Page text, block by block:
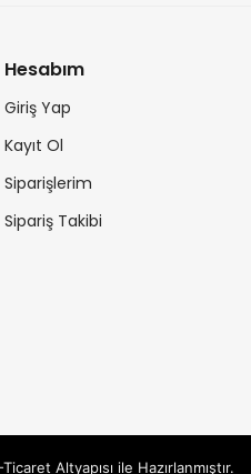
Hesabım
Giriş Yap
Kayıt Ol
Siparişlerim
Sipariş Takibi
Ticaret Altyapısı ile Hazırlanmıştır.